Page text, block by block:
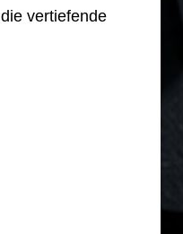
vertiefende